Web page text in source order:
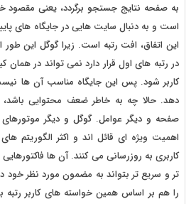
به صفحه نتایج جستجو برگردد، یعنی مقصود
است و به دنبال سایت هایی در جایگاه های
این اتفاق، افت رتبه است. زیرا گوگل این
در رتبه های اول قرار دارد نمی تواند در
کاربر شود. پس این جایگاه مناسب آن ها
دهد. حالا چه به خاطر ضعف محتوایی باشد،
صفحه و دیگر عوامل. گوگل و دیگر
اهمیت ویژه ای قائل اند و اکثر الگوریتم
کاربری به روزرسانی می کنند. آن ها
تر و سریع تر بتواند به مضمون مورد نظر
را هم بر اساس همین خواسته های کاربر رتبه